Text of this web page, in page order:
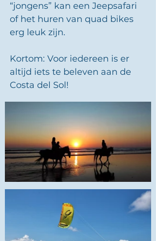
“jongens” kan een Jeepsafari
of het huren van quad bikes
erg leuk zijn.
Kortom: Voor iedereen is er
altijd iets te beleven aan de
Costa del Sol!